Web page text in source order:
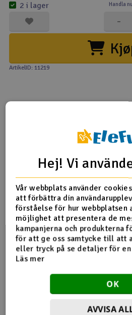
Kamerautrustning
Modellbygg- och
Modelljärnväg
Radioutrustning
Raketer
Scooter & elfordon
Smarthem, lek och
Solenergi
Verktyg, utrustning
Handla
-
2 i lager
ArtikelID: 11219
Tipsa en vän
Produktinformation
HN7018T One-Way Bearing Shaft
Fler detaljer
Produkten är
förknippad med
Hej! Vi
Vår webbplats använder
att förbättra din
förståelse för hur webbplatsen
möjlighet att presentera de
kampanjerna och produkterna
för att ge oss samtycke till att
eller tryck på se detaljer för
Läs mer
OK
AVVISA